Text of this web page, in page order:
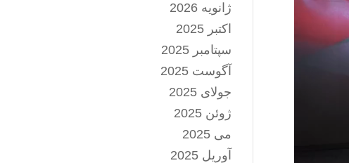
ژانویه 2026
اکتبر 2025
سپتامبر 2025
آگوست 2025
جولای 2025
ژوئن 2025
می 2025
آوریل 2025